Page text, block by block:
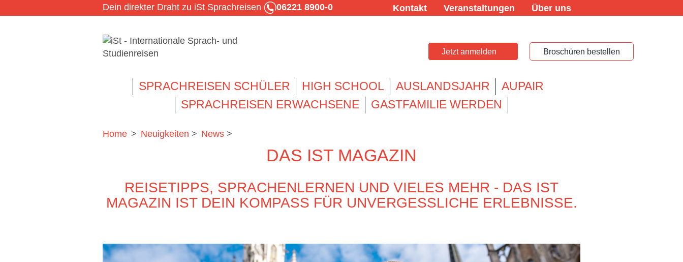
Dein direkter Draht zu iSt Sprachreisen 06221 8900-0 Kontakt Veranstaltungen Über uns
Jetzt anmelden Broschüren bestellen
SPRACHREISEN SCHÜLER HIGH SCHOOL AUSLANDSJAHR
AUPAIR
SPRACHREISEN ERWACHSENE
GASTFAMILIE WERDEN
Home > Neuigkeiten > News >
DAS IST MAGAZIN
REISETIPPS, SPRACHENLERNEN UND VIELES MEHR - DAS IST
MAGAZIN IST DEIN KOMPASS FÜR UNVERGESSLICHE ERLEBNISSE.